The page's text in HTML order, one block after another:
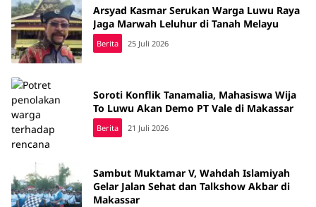
Arsyad Kasmar Serukan Warga Luwu Raya
Jaga Marwah Leluhur di Tanah Melayu
Berita 25 Juli 2026
Soroti Konflik Tanamalia, Mahasiswa Wija
To Luwu Akan Demo PT Vale di Makassar
Berita 21 Juli 2026
Sambut Muktamar V, Wahdah Islamiyah
Gelar Jalan Sehat dan Talkshow Akbar di
Makassar